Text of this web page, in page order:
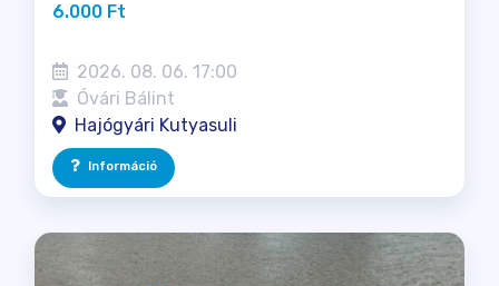
6.000 Ft
2026. 08. 06. 17:00
Óvári Bálint
Hajógyári Kutyasuli
Információ